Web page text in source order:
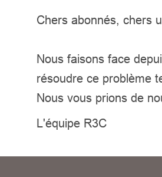
Chers abonnés, chers
Nous faisons face d
résoudre ce problème
Nous vous prions de
L'équipe R3C